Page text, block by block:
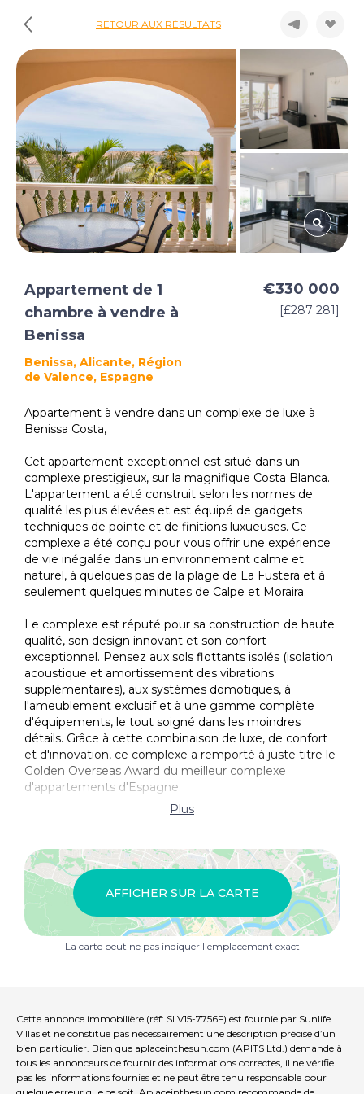
RETOUR AUX RÉSULTATS
Appartement de 1
chambre à vendre à
Benissa
Benissa, Alicante, Région
de Valence, Espagne
€330 000
[£287 281]
Appartement à vendre dans un complexe de luxe à
Benissa Costa,
Cet appartement exceptionnel est situé dans un
complexe prestigieux, sur la magnifique Costa Blanca.
L'appartement a été construit selon les normes de
qualité les plus élevées et est équipé de gadgets
techniques de pointe et de finitions luxueuses. Ce
complexe a été conçu pour vous offrir une expérience
de vie inégalée dans un environnement calme et
naturel, à quelques pas de la plage de La Fustera et à
seulement quelques minutes de Calpe et Moraira.
Le complexe est réputé pour sa construction de haute
qualité, son design innovant et son confort
exceptionnel. Pensez aux sols flottants isolés (isolation
acoustique et amortissement des vibrations
supplémentaires), aux systèmes domotiques, à
l'ameublement exclusif et à une gamme complète
d'équipements, le tout soigné dans les moindres
détails. Grâce à cette combinaison de luxe, de confort
et d'innovation, ce complexe a remporté à juste titre le
Golden Overseas Award du meilleur complexe
d'appartements d'Espagne.
Les équipements sont tout aussi impressionnants : une
les enfants, entourée d'un luxuriant jardin
méditerranéen, et un espace bien-être luxueux avec
une piscine intérieure chauffée, un jacuzzi, un sauna et
une salle de fitness. De plus, le complexe est
entièrement privé et sécurisé, ce qui vous permet de
profiter de votre séjour en toute tranquillité.
immobilier. Grâce à des revenus locatifs garantis, c'est
également un choix financièrement intéressant.
L'appartement se compose d'un salon-salle à manger
spacieux et d'une cuisine semi-ouverte, d'une chambre
double, d'une salle de bains et d'une grande terrasse
Plus
AFFICHER SUR LA CARTE
La carte peut ne pas indiquer l'emplacement exact
Cette annonce immobilière (réf: SLV15-7756F) est fournie par Sunlife
Villas et ne constitue pas nécessairement une description précise d’un
bien particulier. Bien que aplaceinthesun.com (APITS Ltd.) demande à
tous les annonceurs de fournir des informations correctes, il ne vérifie
pas les informations fournies et ne peut être tenu responsable pour